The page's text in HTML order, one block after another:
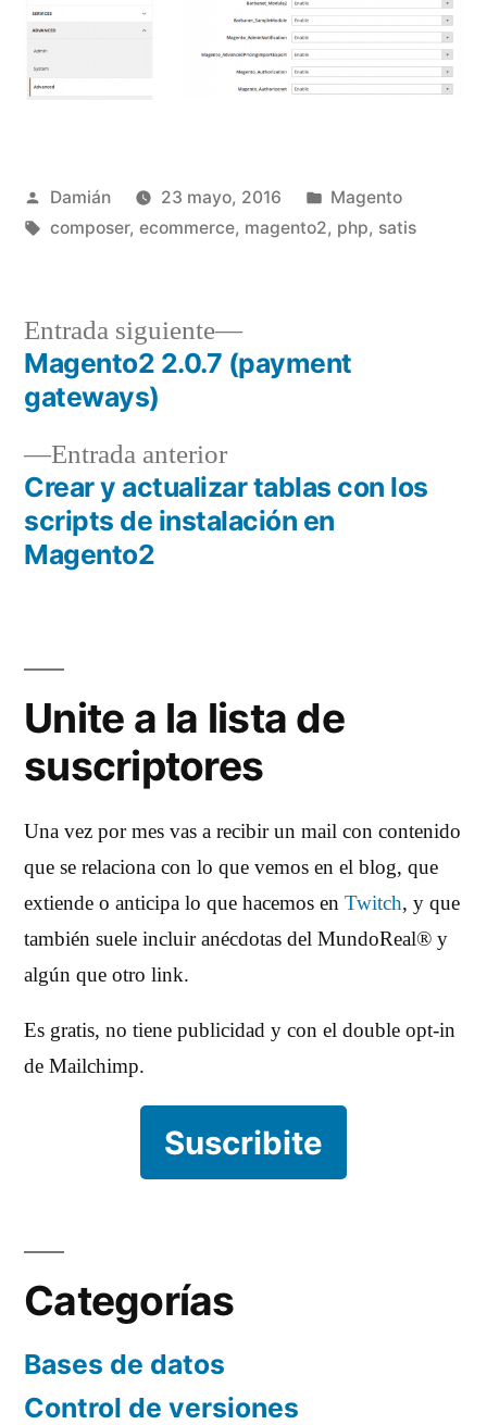
Publicado
por
Damián 23 mayo, 2016
Publicado
en
Magento
Etiquetas:
composer, ecommerce, magento2, php, satis
Navegación
entradas
Entrada anteriorEntrada
anterior:
Crear y actualizar tablas con los
scripts de instalación en
Magento2
Entrada siguiente
Entrada
siguiente:
Magento2 2.0.7 (payment
gateways)
Unite a la lista de
suscriptores
Una vez por mes vas a recibir un mail con contenido
que se relaciona con lo que vemos en el blog, que
extiende o anticipa lo que hacemos en Twitch, y que
también suele incluir anécdotas del MundoReal® y
algún que otro link.
Es gratis, no tiene publicidad y con el double opt-in
de Mailchimp.
Suscribite
Categorías
Bases de datos
Control de versiones